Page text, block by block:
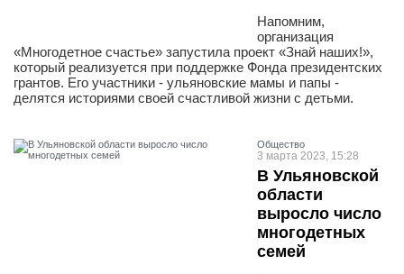
Напомним,
организация
«Многодетное счастье» запустила проект «Знай наших!»,
который реализуется при поддержке Фонда президентских
грантов. Его участники - ульяновские мамы и папы -
делятся историями своей счастливой жизни с детьми.
Общество
3 марта 2023, 15:28
В Ульяновской
области
выросло число
многодетных
семей